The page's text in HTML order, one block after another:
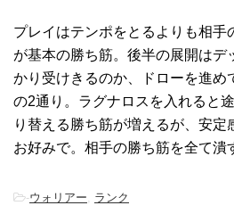
プレイはテンポをとるよりも相手
が基本の勝ち筋。後半の展開はデ
かり受けきるのか、ドローを進め
の2通り。ラグナロスを入れると
り替える勝ち筋が増えるが、安定
お好みで。相手の勝ち筋を全て潰
-ウォリアー, ランク